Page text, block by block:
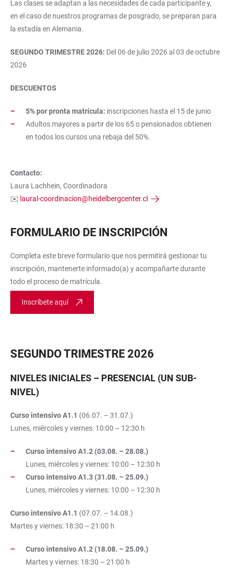
Las clases se adaptan a las necesidades de cada participante y,
en el caso de nuestros programas de posgrado, se preparan para
la estadía en Alemania.
SEGUNDO TRIMESTRE 2026: Del 06 de julio 2026 al 03 de octubre
2026
DESCUENTOS
5% por pronta matrícula: inscripciones hasta el 15 de junio
Adultos mayores a partir de los 65 o pensionados obtienen
en todos los cursos una rebaja del 50%.
Contacto:
Laura Lachhein, Coordinadora
✉️ laural-coordinacion@heidelbergcenter.cl
FORMULARIO DE INSCRIPCIÓN
Completa este breve formulario que nos permitirá gestionar tu
inscripción, mantenerte informado(a) y acompañarte durante
todo el proceso de matrícula.
Inscríbete aquí
SEGUNDO TRIMESTRE 2026
NIVELES INICIALES – PRESENCIAL (UN SUB-
NIVEL)
Curso intensivo A1.1 (06.07. – 31.07.)
Lunes, miércoles y viernes: 10:00 – 12:30 h
Curso intensivo A1.2 (03.08. – 28.08.)
Lunes, miércoles y viernes: 10:00 – 12:30 h
Curso intensivo A1.3 (31.08. – 25.09.)
Lunes, miércoles y viernes: 10:00 – 12:30 h
Curso intensivo A1.1 (07.07. – 14.08.)
Martes y viernes: 18:30 – 21:00 h
Curso intensivo A1.2 (18.08. – 25.09.)
Martes y viernes: 18:30 – 21:00 h